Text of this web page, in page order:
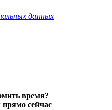
данных
время?
сейчас